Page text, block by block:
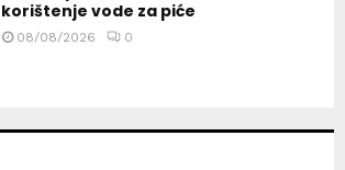
korištenje vode za piće
08/08/2026 0